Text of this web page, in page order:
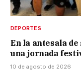
DEPORTES
En la antesala
una jornada
10 de agosto de 2026